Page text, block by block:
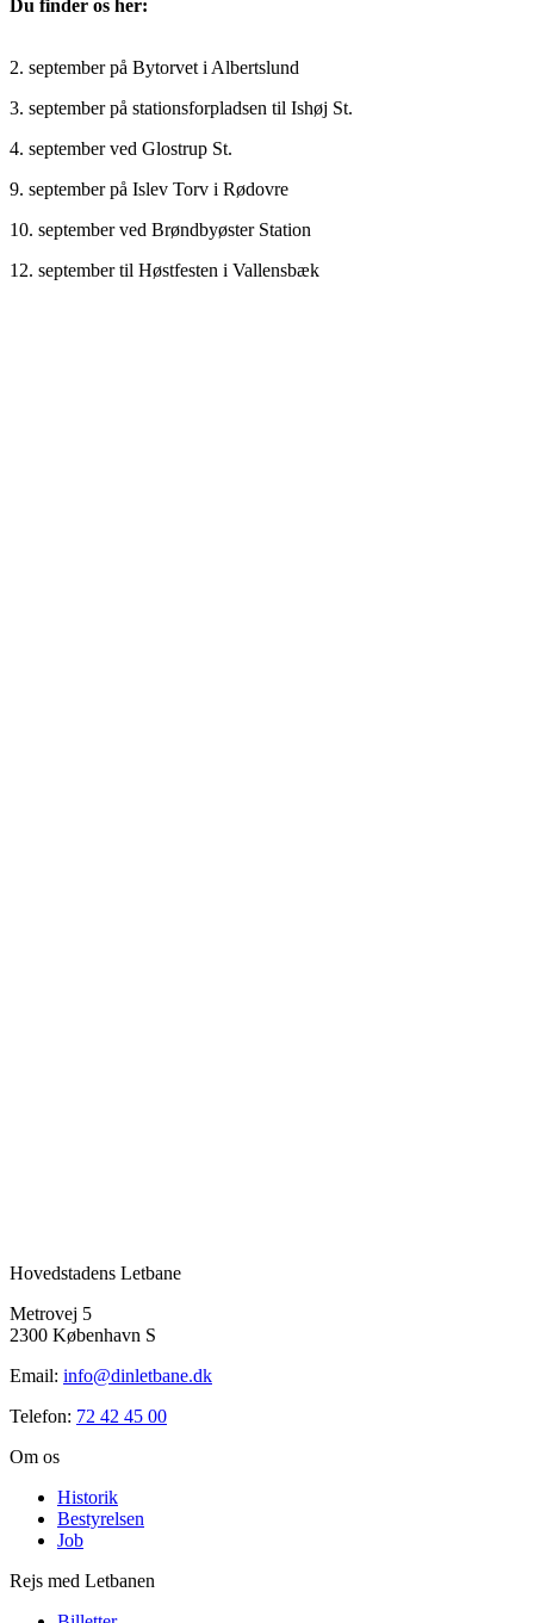
Du finder os her:
2. september på Bytorvet i Albertslund
3. september på stationsforpladsen til Ishøj St.
4. september ved Glostrup St.
9. september på Islev Torv i Rødovre
10. september ved Brøndbyøster Station
12. september til Høstfesten i Vallensbæk
Hovedstadens Letbane
Metrovej 5
2300 København S
Email: info@dinletbane.dk
Telefon: 72 42 45 00
Om os
Historik
Bestyrelsen
Job
Rejs med Letbanen